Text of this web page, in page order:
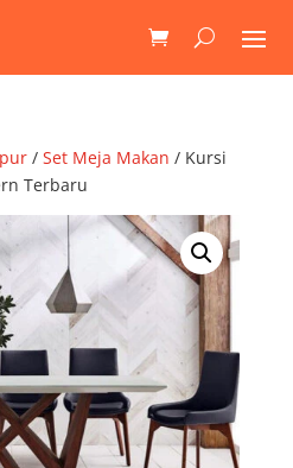
/ Set Meja Makan / Kursi
Terbaru